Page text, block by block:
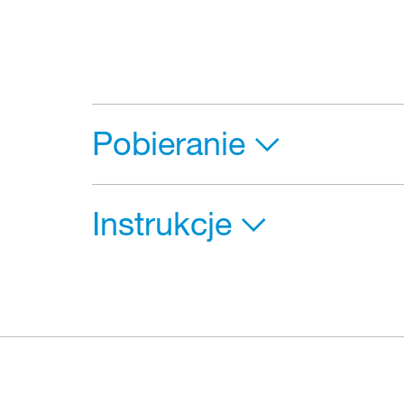
Pobieranie
Instrukcje